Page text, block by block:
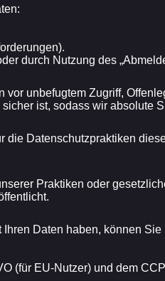
durch Nutzung des
unbefugtem Zugriff,
ist, sodass wir absolute
Datenschutzpraktiken
Praktiken oder
Daten haben, können Sie
(für EU-Nutzer) und dem